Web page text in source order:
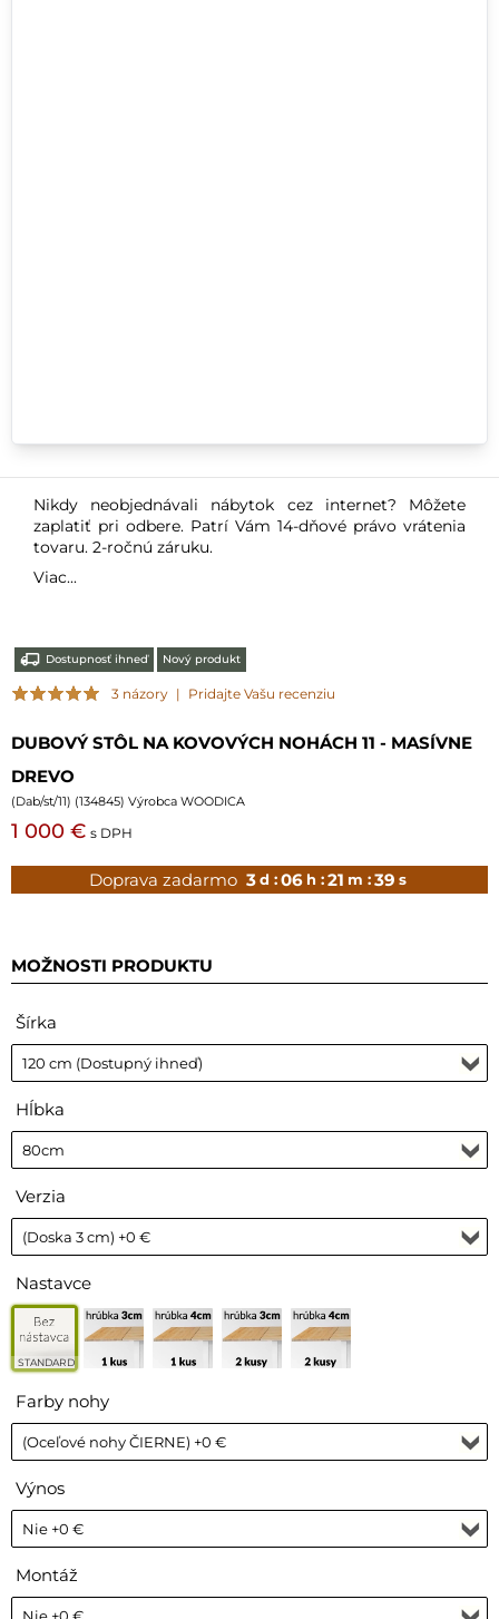
Nikdy neobjednávali nábytok cez internet? Môžete
zaplatiť pri odbere. Patrí Vám 14-dňové právo vrátenia
tovaru. 2-ročnú záruku.
Viac...
Dostupnosť ihneď Nový produkt
3 názory | Pridajte Vašu recenziu
DUBOVÝ STÔL NA KOVOVÝCH NOHÁCH 11 - MASÍVNE
DREVO
(Dab/st/11) (134845) Výrobca WOODICA
1 000 € s DPH
Doprava zadarmo 3d :06 h :21 m :38 s
MOŽNOSTI PRODUKTU
Šírka
Hĺbka
Verzia
Nastavce
STANDARD
Farby nohy
Výnos
Montáž